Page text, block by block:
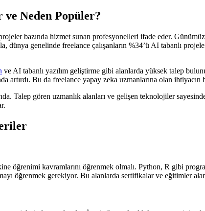
Neden Popüler?
bazında hizmet sunan profesyonelleri ifade eder.
dünya genelinde freelance çalışanların %34’ü AI tabanlı
ve AI tabanlı yazılım geliştirme gibi alanlarda yüksek talep
artırdı. Bu da freelance yapay zeka uzmanlarına olan ihtiyacın
Talep gören uzmanlık alanları ve gelişen teknolojiler
öğrenimi kavramlarını öğrenmek olmalı. Python, R gibi
öğrenmek gerekiyor. Bu alanlarda sertifikalar ve eğitimler